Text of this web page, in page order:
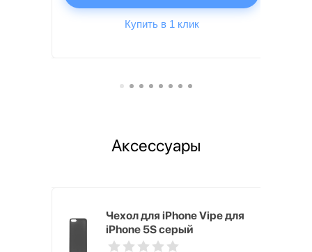
Купить в 1 клик
Аксессуары
Чехол для iPhone Vipe для
iPhone 5S серый